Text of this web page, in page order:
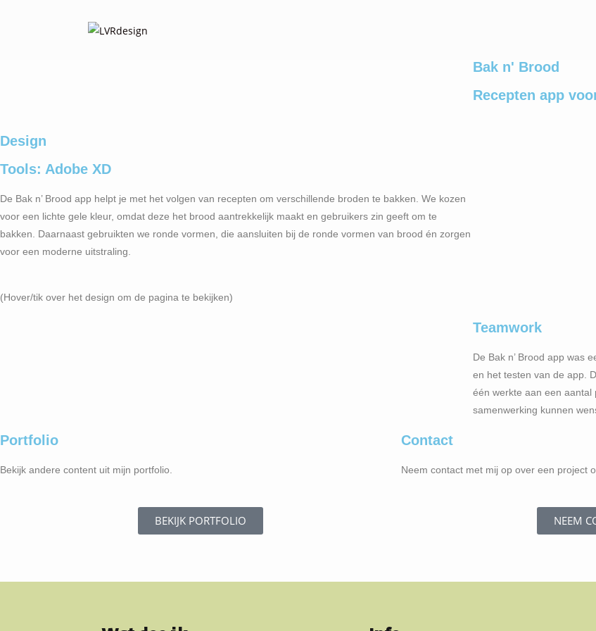
Bak n' Brood
Recepten app
Design
Tools: Adobe XD
De Bak n’ Brood app helpt je met het volgen van recepten om verschillende broden te bakken. We kozen
voor een lichte gele kleur, omdat deze het brood aantrekkelijk maakt en gebruikers zin geeft om te
bakken. Daarnaast gebruikten we ronde vormen, die aansluiten bij de ronde vormen van brood én zorgen
voor een moderne uitstraling.
(Hover/tik over het design om de pagina te bekijken)
Teamwork
De Bak n’ Brood app was
en het testen van de app.
één werkte aan een aantal
samenwerking kunnen
Portfolio
Bekijk andere content uit mijn portfolio.
BEKIJK PORTFOLIO
Contact
Neem contact met mij op over een project
NEEM